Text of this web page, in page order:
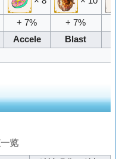
+ 7%
+ 7%
Accele Blast
览